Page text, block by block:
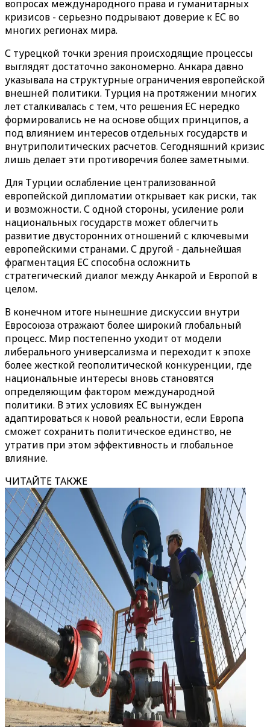
вопросах международного права и гуманитарных
кризисов - серьезно подрывают доверие к ЕС во
многих регионах мира.
С турецкой точки зрения происходящие процессы
выглядят достаточно закономерно. Анкара давно
указывала на структурные ограничения европейской
внешней политики. Турция на протяжении многих
лет сталкивалась с тем, что решения ЕС нередко
формировались не на основе общих принципов, а
под влиянием интересов отдельных государств и
внутриполитических расчетов. Сегодняшний кризис
лишь делает эти противоречия более заметными.
Для Турции ослабление централизованной
европейской дипломатии открывает как риски, так
и возможности. С одной стороны, усиление роли
национальных государств может облегчить
развитие двусторонних отношений с ключевыми
европейскими странами. С другой - дальнейшая
фрагментация ЕС способна осложнить
стратегический диалог между Анкарой и Европой в
целом.
В конечном итоге нынешние дискуссии внутри
Евросоюза отражают более широкий глобальный
процесс. Мир постепенно уходит от модели
либерального универсализма и переходит к эпохе
более жесткой геополитической конкуренции, где
национальные интересы вновь становятся
определяющим фактором международной
политики. В этих условиях ЕС вынужден
адаптироваться к новой реальности, если Европа
сможет сохранить политическое единство, не
утратив при этом эффективность и глобальное
влияние.
ЧИТАЙТЕ ТАКЖЕ